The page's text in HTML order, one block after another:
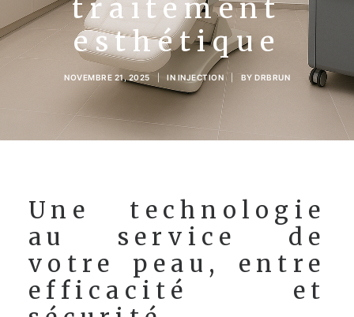
POLYNUCLEOTIDES CHEVEUX
LIPOSUCCION
TRAITEMENT DES CERNES
PÉNOPLASTIE MÉDICALE
PEELINGS
traitement
esthétique
NOVEMBRE 21, 2025 IN INJECTION BY DRBRUN
Une technologie
au service de
votre peau, entre
efficacité et